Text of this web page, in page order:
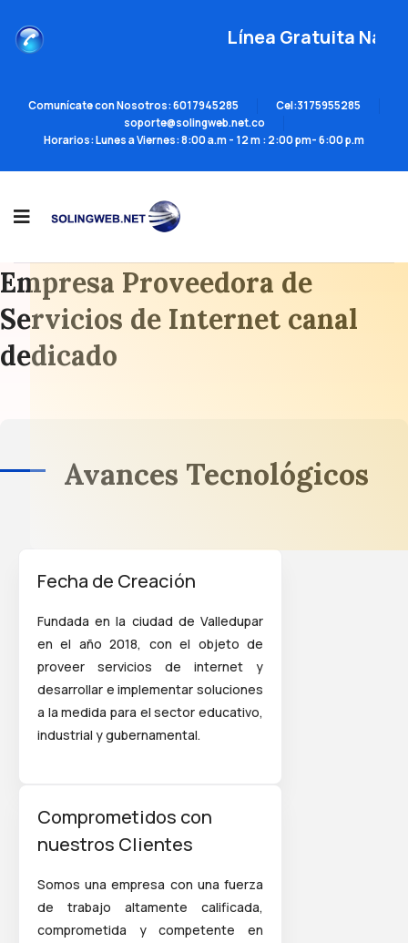
Línea Gratuita
Comunícate con Nosotros: 6017945285
Cel:3175955285
soporte@solingweb.net.co
Horarios: Lunes a Viernes: 8:00 a.m - 12 m : 2:00 pm- 6:00 p.m
Empresa Proveedora de
Servicios de Internet canal
dedicado
Avances Tecnológicos
Fecha de Creación
Fundada en la ciudad de Valledupar
en el año 2018, con el objeto de
proveer servicios de internet y
desarrollar e implementar soluciones
a la medida para el sector educativo,
industrial y gubernamental.
Comprometidos con
nuestros Clientes
Somos una empresa con una fuerza
de trabajo altamente calificada,
comprometida y competente en